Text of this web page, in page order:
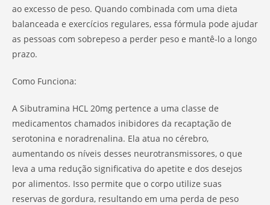
ao excesso de peso. Quando combinada com uma dieta
balanceada e exercícios regulares, essa fórmula pode ajudar
as pessoas com sobrepeso a perder peso e mantê-lo a longo
prazo.
Como Funciona:
A Sibutramina HCL 20mg pertence a uma classe de
medicamentos chamados inibidores da recaptação de
serotonina e noradrenalina. Ela atua no cérebro,
aumentando os níveis desses neurotransmissores, o que
leva a uma redução significativa do apetite e dos desejos
por alimentos. Isso permite que o corpo utilize suas
reservas de gordura, resultando em uma perda de peso